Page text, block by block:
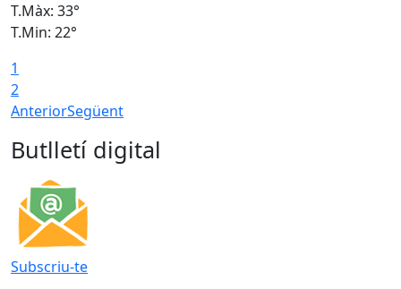
T.Màx: 33°
T.Min: 22°
1
2
AnteriorSegüent
Butlletí digital
Subscriu-te